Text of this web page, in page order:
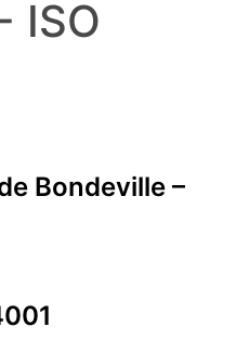
ISO
Bondeville –